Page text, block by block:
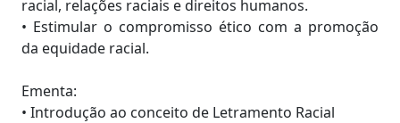
racial, relações raciais e direitos humanos.
• Estimular o compromisso ético com a promoção
da equidade racial.
Ementa:
• Introdução ao conceito de Letramento Racial